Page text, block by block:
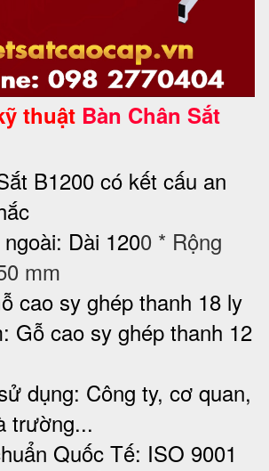
thuật Bàn Chân Sắt
B1200 có kết cấu an
Dài 1200 * Rộng
mm
cao sy ghép thanh 18 ly
Gỗ cao sy ghép thanh 12
dụng: Công ty, cơ quan,
trường...
Quốc Tế: ISO 9001